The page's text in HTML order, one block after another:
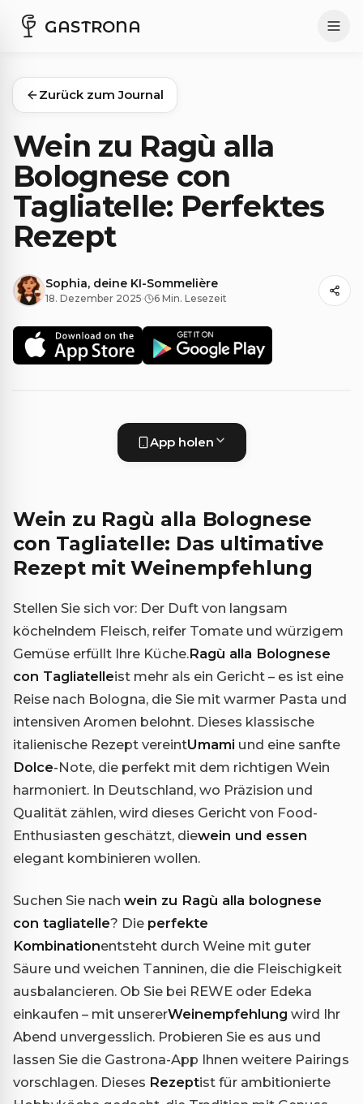
GASTRONA
Zurück zum Journal
Wein zu Ragù alla
Bolognese con
Tagliatelle: Perfektes
Rezept
Sophia, deine KI-Sommelière
18. Dezember 2025· 6 Min. Lesezeit
App holen
Wein zu Ragù alla Bolognese
con Tagliatelle: Das ultimative
Rezept mit Weinempfehlung
Stellen Sie sich vor: Der Duft von langsam
köchelndem Fleisch, reifer Tomate und würzigem
Gemüse erfüllt Ihre Küche.Ragù alla Bolognese
con Tagliatelleist mehr als ein Gericht – es ist eine
Reise nach Bologna, die Sie mit warmer Pasta und
intensiven Aromen belohnt. Dieses klassische
italienische Rezept vereintUmami und eine sanfte
Dolce-Note, die perfekt mit dem richtigen Wein
harmoniert. In Deutschland, wo Präzision und
Qualität zählen, wird dieses Gericht von Food-
Enthusiasten geschätzt, diewein und essen
elegant kombinieren wollen.
Suchen Sie nach wein zu Ragù alla bolognese
con tagliatelle? Die perfekte
Kombinationentsteht durch Weine mit guter
Säure und weichen Tanninen, die die Fleischigkeit
ausbalancieren. Ob Sie bei REWE oder Edeka
einkaufen – mit unsererWeinempfehlung wird Ihr
Abend unvergesslich. Probieren Sie es aus und
lassen Sie die Gastrona-App Ihnen weitere Pairings
vorschlagen. Dieses Rezeptist für ambitionierte